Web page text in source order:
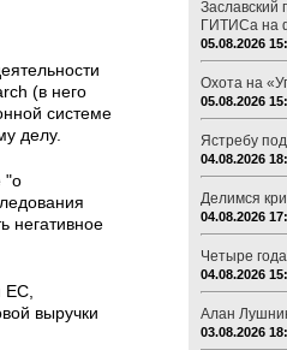
(в него
системе
делу.
"о
негативное
ЕС,
выручки
Заславский
ГИТИСа на
05.08.2026
Охота на
05.08.2026
Ястребу
04.08.2026
Делимся
04.08.2026
Четыре
04.08.2026
Алан
03.08.2026